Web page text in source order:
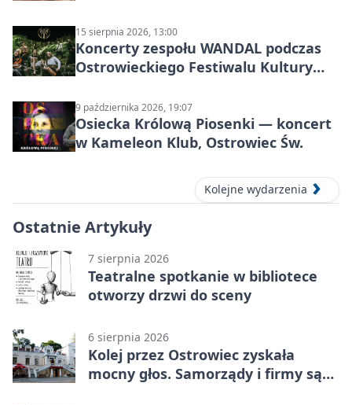
15 sierpnia 2026, 13:00
Koncerty zespołu WANDAL podczas
Ostrowieckiego Festiwalu Kultury
9 października 2026, 19:07
Osiecka Królową Piosenki — koncert
w Kameleon Klub, Ostrowiec Św.
Kolejne wydarzenia
Ostatnie Artykuły
7 sierpnia 2026
Teatralne spotkanie w bibliotece
otworzy drzwi do sceny
6 sierpnia 2026
Kolej przez Ostrowiec zyskała
mocny głos. Samorządy i firmy są